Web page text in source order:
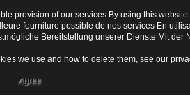
en
biot
provision of our services By using this
fourniture possible de nos services En
Bereitstellung unserer Dienste Mit
we use and how to delete them, see our
Agree